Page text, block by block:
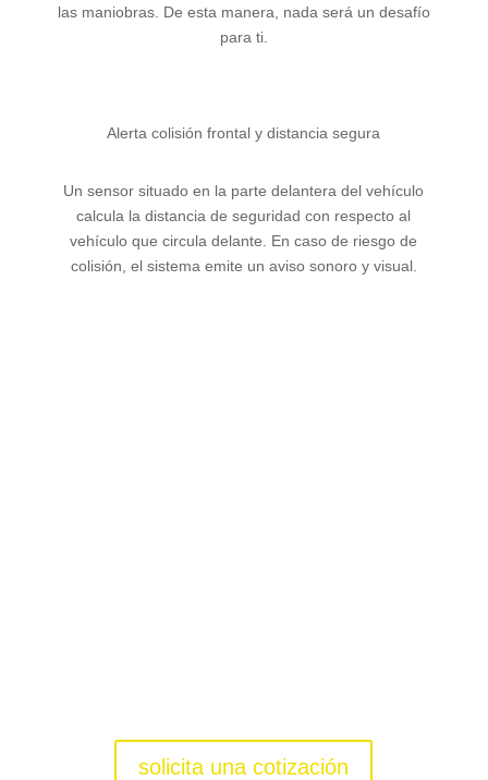
las maniobras. De esta manera, nada será un desafío
para ti.
Alerta colisión frontal y distancia segura
Un sensor situado en la parte delantera del vehículo
calcula la distancia de seguridad con respecto al
vehículo que circula delante. En caso de riesgo de
colisión, el sistema emite un aviso sonoro y visual.
solicita una cotización